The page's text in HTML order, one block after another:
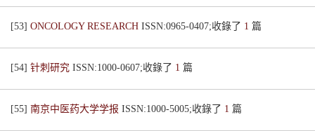
[53] ONCOLOGY RESEARCH ISSN:0965-0407;收錄了 1 篇
[54] 针刺研究 ISSN:1000-0607;收錄了 1 篇
[55] 南京中医药大学学报 ISSN:1000-5005;收錄了 1 篇